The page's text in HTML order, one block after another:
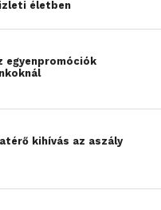
hogy
még
életben
egyenpromóciók
kihívás az aszály